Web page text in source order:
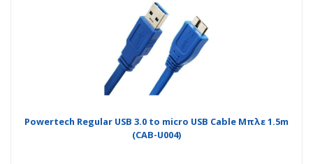
Powertech Regular USB 3.0 to micro USB Cable Μπλε 1.5m
(CAB-U004)